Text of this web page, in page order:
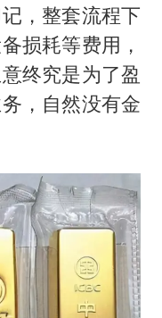
，整套流程下
损耗等费用，
终究是为了盈
，自然没有金